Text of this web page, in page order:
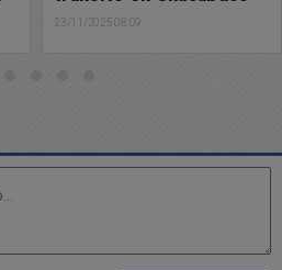
varias motos que
andaban molestando a la